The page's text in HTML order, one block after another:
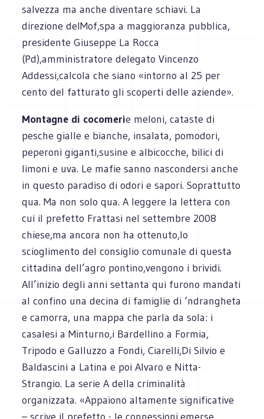
salvezza ma anche diventare schiavi. La
direzione delMof,spa a maggioranza pubblica,
presidente Giuseppe La Rocca
(Pd),amministratore delegato Vincenzo
Addessi,calcola che siano «intorno al 25 per
cento del fatturato gli scoperti delle aziende».
Montagne di cocomerie meloni, cataste di
pesche gialle e bianche, insalata, pomodori,
peperoni giganti,susine e albicocche, bilici di
limoni e uva. Le mafie sanno nascondersi anche
in questo paradiso di odori e sapori. Soprattutto
qua. Ma non solo qua. A leggere la lettera con
cui il prefetto Frattasi nel settembre 2008
chiese,ma ancora non ha ottenuto,lo
scioglimento del consiglio comunale di questa
cittadina dell’agro pontino,vengono i brividi.
All’inizio degli anni settanta qui furono mandati
al confino una decina di famiglie di ‘ndrangheta
e camorra, una mappa che parla da sola: i
casalesi a Minturno,i Bardellino a Formia,
Tripodo e Galluzzo a Fondi, Ciarelli,Di Silvio e
Baldascini a Latina e poi Alvaro e Nitta-
Strangio. La serie A della criminalità
organizzata. «Appaiono altamente significative